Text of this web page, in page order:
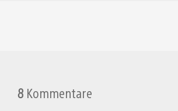
8 Kommentare